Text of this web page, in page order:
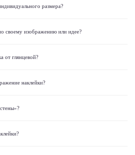
размера?
своему изображению или идее?
от глянцевой?
наклейки?